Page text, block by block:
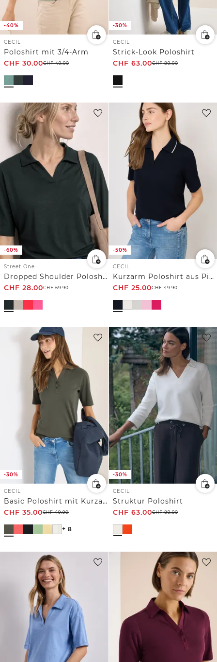
-40%
CECIL
Poloshirt mit 3/4-Arm
CHF 30.00CHF49.90
-30%
CECIL
Strick-Look Poloshirt
CHF 63.00CHF89.90
-60%
Street One
Dropped Shoulder Poloshirt mit Elastikbund
CHF 28.00CHF69.90
-50%
CECIL
Kurzarm Poloshirt aus Piqué Ware
CHF 25.00CHF49.90
-30%
CECIL
Basic Poloshirt mit Kurzarm
CHF 35.00CHF49.90
+ 8
-30%
CECIL
Struktur Poloshirt
CHF 63.00CHF89.90